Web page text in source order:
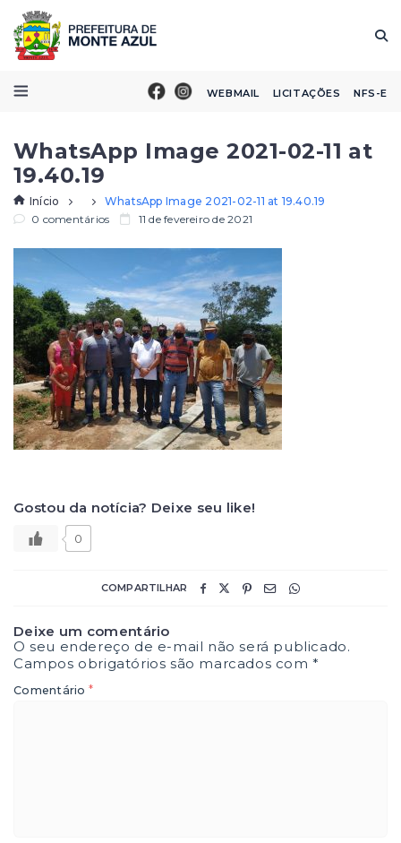
WEBMAIL LICITAÇÕES NFS-E
WhatsApp Image 2021-02-11 at
19.40.19
Início
WhatsApp Image 2021-02-11 at 19.40.19
0 comentários
11 de fevereiro de 2021
Gostou da notícia? Deixe seu like!
0
COMPARTILHAR
Deixe um comentário
O seu endereço de e-mail não será publicado.
Campos obrigatórios são marcados com*
Comentário *